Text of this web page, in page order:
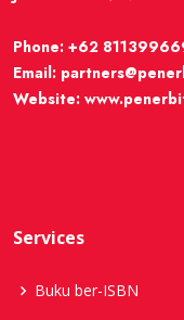
Phone: +62
Email:
Website:
Services
Buku ber-ISBN